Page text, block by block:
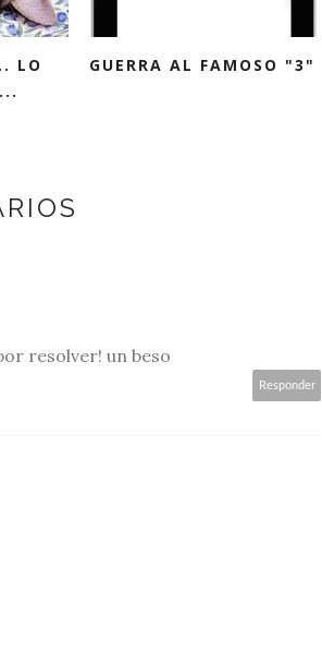
LO
GUERRA AL FAMOSO "3"
resolver! un beso
Responder